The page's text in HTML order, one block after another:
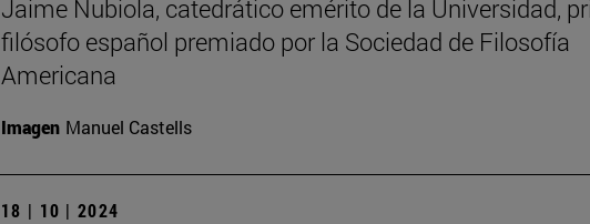
Jaime Nubiola, catedrático emérito de la Universidad,
filósofo español premiado por la Sociedad de Filosofía
Americana
Imagen Manuel Castells
18 | 10 | 2024